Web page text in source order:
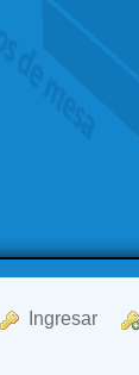
Ingresar